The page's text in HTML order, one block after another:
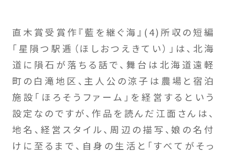
直木賞受賞作『藍を継ぐ海』(4)所収の短編
「星隕つ駅逓（ほしおつえきてい）」は、北海
道に隕石が落ちる話で、舞台は北海道遠軽
町の白滝地区、主人公の涼子は農場と宿泊
施設「ほろそうファーム」を経営するという
設定なのですが、作品を読んだ江面さんは、
地名、経営スタイル、周辺の描写、娘の名付
けに至るまで、自身の生活と「すべてがそっ